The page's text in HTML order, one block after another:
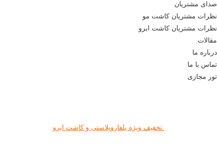
صدای مشتریان
نظرات مشتریان کاشت مو
نظرات مشتریان کاشت ابرو
مقالات
درباره ما
تماس با ما
تور مجازی
تخفیف ویژه بلفاروپلاستی و کاشت ابرو